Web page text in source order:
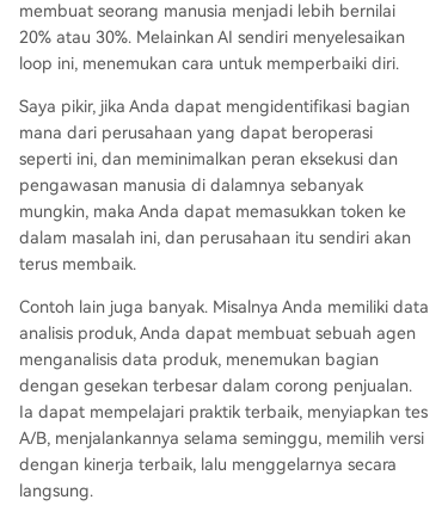
membuat seorang manusia menjadi lebih bernilai
20% atau 30%. Melainkan AI sendiri menyelesaikan
loop ini, menemukan cara untuk memperbaiki diri.
Saya pikir, jika Anda dapat mengidentifikasi bagian
mana dari perusahaan yang dapat beroperasi
seperti ini, dan meminimalkan peran eksekusi dan
pengawasan manusia di dalamnya sebanyak
mungkin, maka Anda dapat memasukkan token ke
dalam masalah ini, dan perusahaan itu sendiri akan
terus membaik.
Contoh lain juga banyak. Misalnya Anda memiliki data
analisis produk, Anda dapat membuat sebuah agen
menganalisis data produk, menemukan bagian
dengan gesekan terbesar dalam corong penjualan.
Ia dapat mempelajari praktik terbaik, menyiapkan tes
A/B, menjalankannya selama seminggu, memilih versi
dengan kinerja terbaik, lalu menggelarnya secara
langsung.